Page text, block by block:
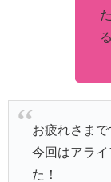
お疲れさまで
今回はアラ
た！